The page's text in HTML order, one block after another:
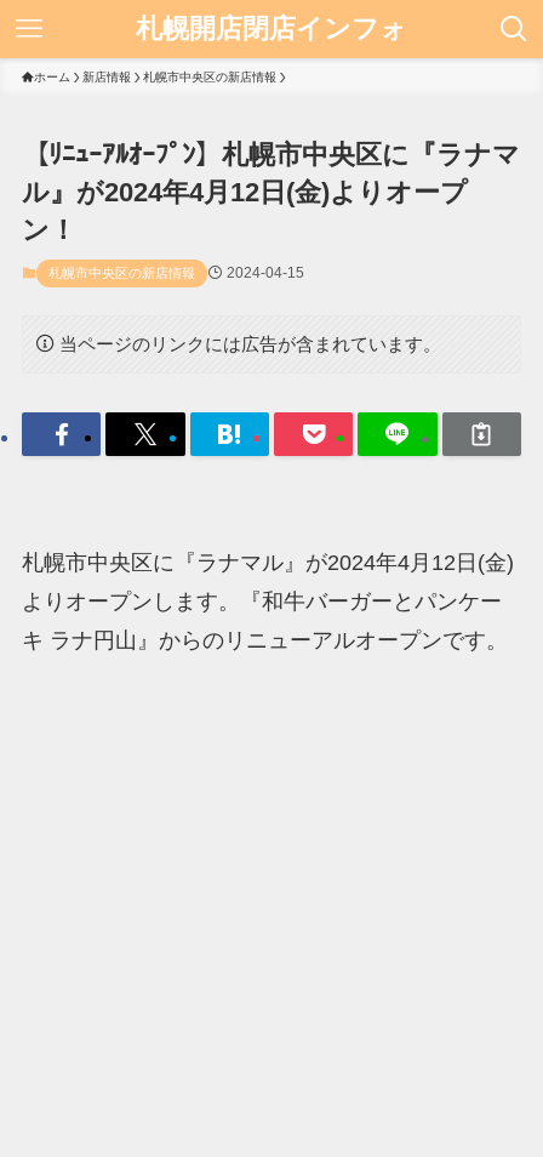
札幌開店閉店インフォ
ホーム 新店情報 札幌市中央区の新店情報
【ﾘﾆｭｰｱﾙｵｰﾌﾟﾝ】札幌市中央区に『ラナマ
ル』が2024年4月12日(金)よりオープ
ン！
札幌市中央区の新店情報 2024-04-15
当ページのリンクには広告が含まれています。
札幌市中央区に『ラナマル』が2024年4月12日(金)
よりオープンします。『和牛バーガーとパンケー
キ ラナ円山』からのリニューアルオープンです。